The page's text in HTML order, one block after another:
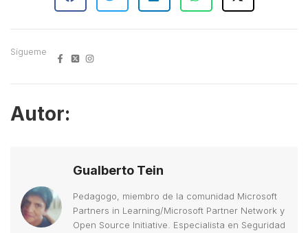
Sígueme
Autor:
Gualberto Tein
Pedagogo, miembro de la comunidad Microsoft
Partners in Learning/Microsoft Partner Network y
Open Source Initiative. Especialista en Seguridad